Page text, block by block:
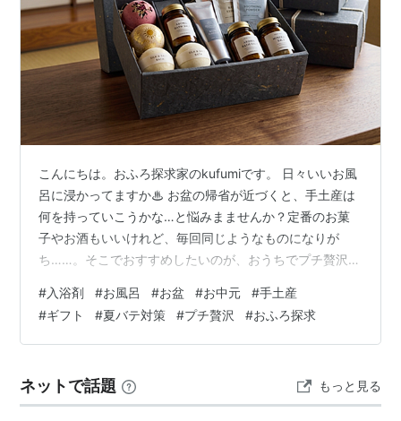
などに贈るケースが多い。ただし毎年続けて贈る場合が
多いので、あまり範囲を広げすぎても大変になる。
【金額の相場】
一般的にお中元の相場は3,000円〜5,000円くらいと言
われている。金額はお世話になった度合いによって変わ
5,000円、特別にお世話になった人なら5,000円〜
10,000円程度が主流になっている。あまり高額すぎても
相手の負担になるので気を付ける必要がある。
せっかく贈るのであれば、相手の好みや家族構成を考
酒を贈っても喜ばれないので注意する必要がる。他に
も、相手がアレルギー体質を持っている可能性も考えら
こんにちは。おふろ探求家のkufumiです。 日々いいお風
呂に浸かってますか♨︎ お盆の帰省が近づくと、手土産は
何を持っていこうかな…と悩みまませんか？定番のお菓
子やお酒もいいけれど、毎回同じようなものになりが
ち……。そこでおすすめしたいのが、おうちでプチ贅沢気
ど、貰うと嬉しい」ちょっと贅沢な入浴剤を贈ると、大
変喜ばれます。今回は、見た目もおしゃれなアソートか
ら、男性陣も大満足の本格温泉系まで、手土産に絶対外
す！ 帰省の手土産に「入浴剤」がおすすめな理由 実家・
親戚へ贈る「失敗しない入浴剤の選…
#入浴剤 #お風呂 #お盆 #お中元 #手土産
#ギフト #夏バテ対策 #プチ贅沢 #おふろ探求
ネットで話題 もっと見る